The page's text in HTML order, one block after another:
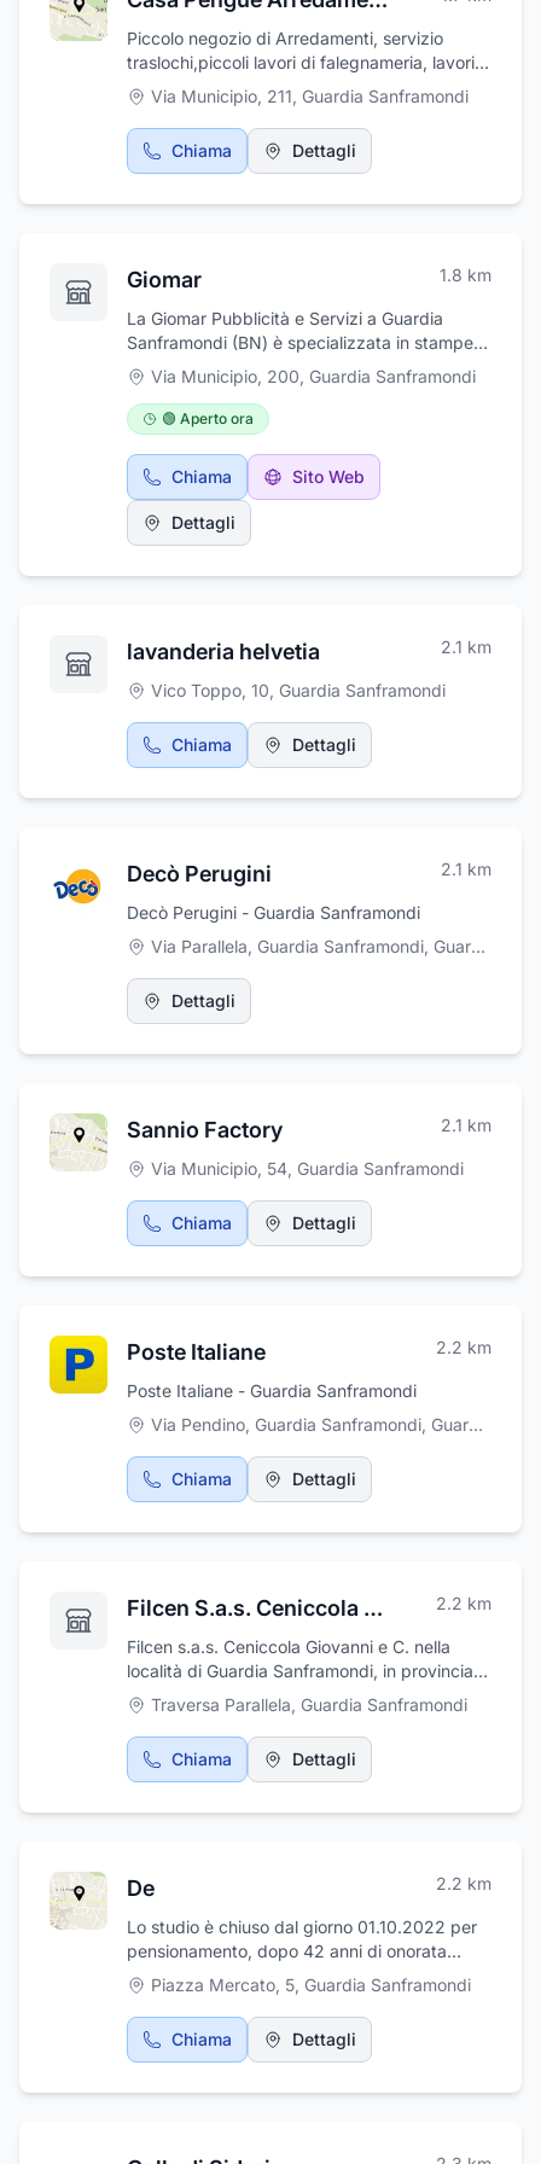
Piccolo negozio di Arredamenti, servizio
traslochi,piccoli lavori di falegnameria, lavori
di tappezzeria
Via Municipio, 211, Guardia Sanframondi
Chiama Dettagli
Giomar 1.8 km
La Giomar Pubblicità e Servizi a Guardia
Sanframondi (BN) è specializzata in stampe a
caldo e serigrafiche, tampografica,
ecosolvent, stampe digitali a colore, offset
piccoli e grandi fotmati, ricami personalizzati,
incisioni laser, timbri, gadget, shopperi in
carta e plastica bio, abbigliamento sportivo,
posterbus.
Via Municipio, 200, Guardia Sanframondi
🟢 Aperto ora
Chiama Sito Web
Dettagli
lavanderia helvetia 2.1 km
Vico Toppo, 10, Guardia Sanframondi
Chiama Dettagli
Decò Perugini 2.1 km
Decò Perugini - Guardia Sanframondi
Via Parallela, Guardia Sanframondi, Guardia Sanframondi
Dettagli
Sannio Factory 2.1 km
Via Municipio, 54, Guardia Sanframondi
Chiama Dettagli
Poste Italiane 2.2 km
Poste Italiane - Guardia Sanframondi
Via Pendino, Guardia Sanframondi, Guardia Sanframondi
Chiama Dettagli
Filcen S.a.s. Ceniccola Giovanni e C. 2.2 km
Filcen s.a.s. Ceniccola Giovanni e C. nella
località di Guardia Sanframondi, in provincia
di Benevento, offre servizi funebri completi.
L'agenzia funebre punta da sempre sulla
professionalità, serietà e puntualità del
personale. L'azienda mette a disposizione
per occuparsi dell'organizzazione dell'intero
Parallela a Guardia Sanframondi.
Traversa Parallela, Guardia Sanframondi
Chiama Dettagli
De 2.2 km
Lo studio è chiuso dal giorno 01.10.2022 per
pensionamento, dopo 42 anni di onorata
professione.Info : Cellul. : 3482548350
Piazza Mercato, 5, Guardia Sanframondi
Chiama Dettagli